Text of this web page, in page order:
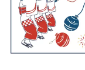
เดิน
สาม
ภูเข
ปัจจุ
ปั่นจั
อัน